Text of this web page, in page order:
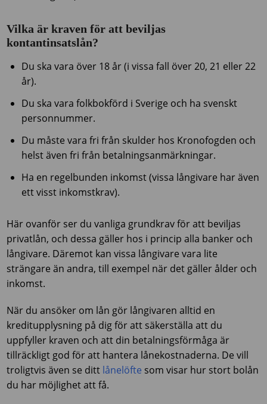
Vilka är kraven för att beviljas
kontantinsatslån?
Du ska vara över 18 år (i vissa fall över 20, 21 eller 22
år).
Du ska vara folkbokförd i Sverige och ha svenskt
personnummer.
Du måste vara fri från skulder hos Kronofogden och
helst även fri från betalningsanmärkningar.
Ha en regelbunden inkomst (vissa långivare har även
ett visst inkomstkrav).
Här ovanför ser du vanliga grundkrav för att beviljas
privatlån, och dessa gäller hos i princip alla banker och
långivare. Däremot kan vissa långivare vara lite
strängare än andra, till exempel när det gäller ålder och
inkomst.
När du ansöker om lån gör långivaren alltid en
kreditupplysning på dig för att säkerställa att du
uppfyller kraven och att din betalningsförmåga är
tillräckligt god för att hantera lånekostnaderna. De vill
troligtvis även se ditt lånelöfte som visar hur stort bolån
du har möjlighet att få.